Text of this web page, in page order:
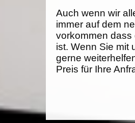
Auch wenn wir
immer auf dem
vorkommen dass
ist. Wenn Sie mit
gerne
Preis für Ihre